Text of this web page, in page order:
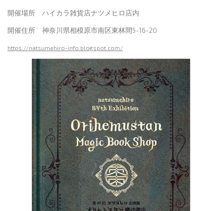
開催場所 ハイカラ雑貨店ナツメヒロ店内
開催住所 神奈川県相模原市南区東林間5-16-20
https://natsumehiro-info.blogspot.com/